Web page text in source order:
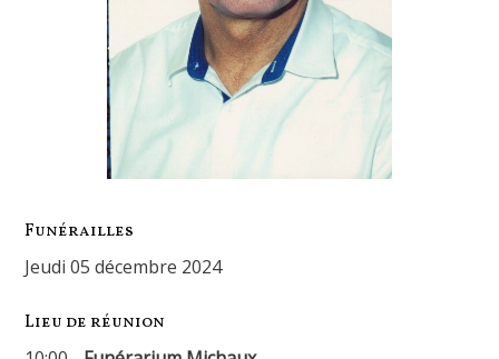
Funérailles
jeudi 05 décembre 2024
Lieu de réunion